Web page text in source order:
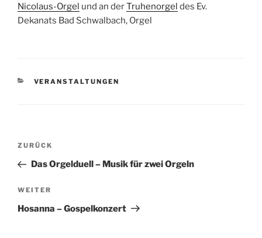
Nicolaus-Orgel und an derTruhenorgel des Ev.
Dekanats Bad Schwalbach, Orgel
KATEGORIEN
VERANSTALTUNGEN
Beitragsnavigation
Vorheriger
Beitrag
ZURÜCK
Das Orgelduell – Musik für zwei Orgeln
Nächster
Beitrag
WEITER
Hosanna – Gospelkonzert